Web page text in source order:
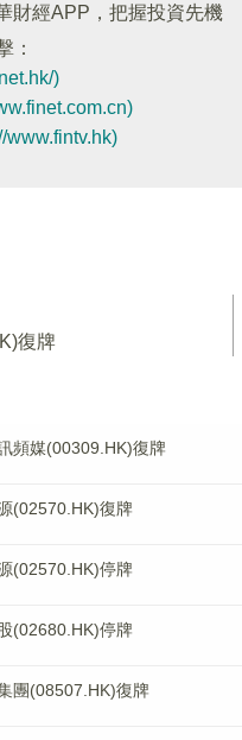
財經APP，把握投資先機
：
)
www.fintv.hk)
復牌
頻媒(00309.HK)復牌
(02570.HK)復牌
(02570.HK)停牌
(02680.HK)停牌
團(08507.HK)復牌